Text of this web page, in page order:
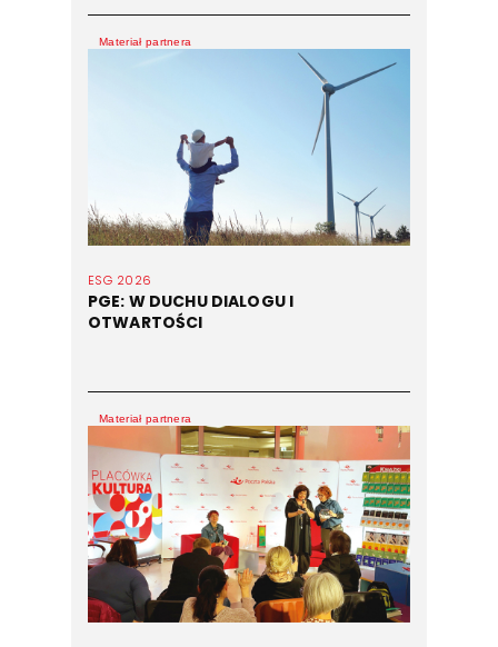
ESG 2026
PGE: W DUCHU DIALOGU I
OTWARTOŚCI
Materiał partnera
Materiał partnera